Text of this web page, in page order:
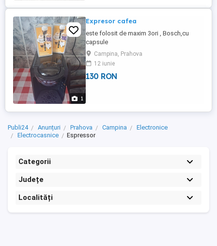
1
Expresor cafea
este folosit de maxim 3ori , Bosch,cu
capsule
Campina, Prahova
12 iunie
130 RON
Publi24 Anunțuri Prahova Campina
Electronice
Electrocasnice
Espressor
Categorii
Județe
Localități